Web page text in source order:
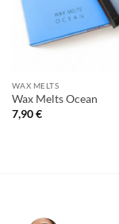
WAX MELTS
Wax Melts Ocean
7,90€